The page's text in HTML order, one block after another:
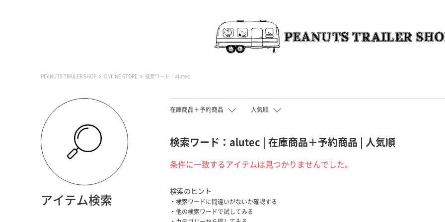
PEANUTS TRAILER SHOP ONLINE STORE 検索ワード：alutec
在庫商品＋予約商品 人気順
検索ワード：alutec | 在庫商品＋予約商品 | 人気順
条件に一致するアイテムは見つかりませんでした。
検索のヒント
検索ワードに間違いがないか確認する
他の検索ワードで試してみる
アイテム検索